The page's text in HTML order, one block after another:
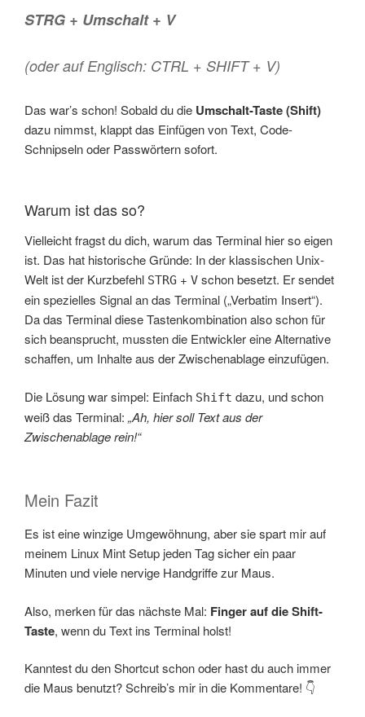
STRG + Umschalt + V
(oder auf Englisch: CTRL + SHIFT + V)
Das war’s schon! Sobald du die Umschalt-Taste (Shift)
dazu nimmst, klappt das Einfügen von Text, Code-
Schnipseln oder Passwörtern sofort.
Warum ist das so?
Vielleicht fragst du dich, warum das Terminal hier so eigen
ist. Das hat historische Gründe: In der klassischen Unix-
Welt ist der Kurzbefehl STRG + V schon besetzt. Er sendet
ein spezielles Signal an das Terminal („Verbatim Insert“).
Da das Terminal diese Tastenkombination also schon für
sich beansprucht, mussten die Entwickler eine Alternative
schaffen, um Inhalte aus der Zwischenablage einzufügen.
Die Lösung war simpel: Einfach Shift dazu, und schon
weiß das Terminal: „Ah, hier soll Text aus der
Zwischenablage rein!“
Mein Fazit
Es ist eine winzige Umgewöhnung, aber sie spart mir auf
meinem Linux Mint Setup jeden Tag sicher ein paar
Minuten und viele nervige Handgriffe zur Maus.
Also, merken für das nächste Mal: Finger auf die Shift-
Taste, wenn du Text ins Terminal holst!
Kanntest du den Shortcut schon oder hast du auch immer
die Maus benutzt? Schreib’s mir in die Kommentare! 👇